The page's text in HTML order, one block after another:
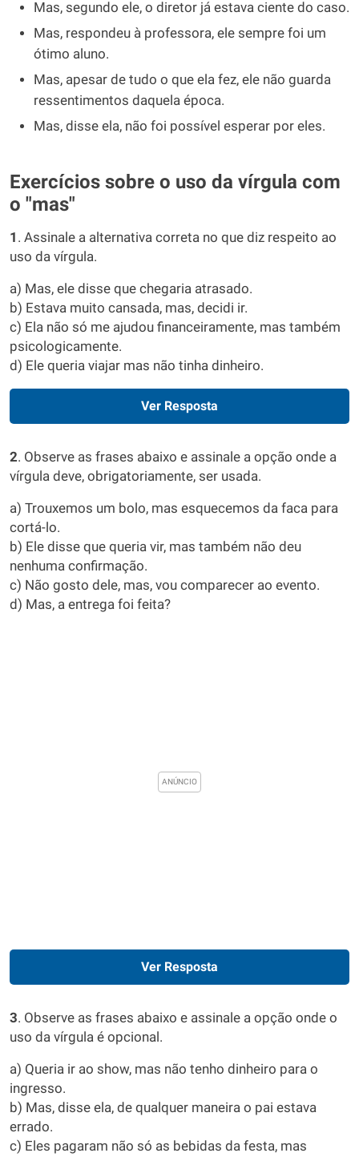
Mas, segundo ele, o diretor já estava ciente do caso.
Mas, respondeu à professora, ele sempre foi um
ótimo aluno.
Mas, apesar de tudo o que ela fez, ele não guarda
ressentimentos daquela época.
Mas, disse ela, não foi possível esperar por eles.
Exercícios sobre o uso da vírgula com
o "mas"
1 . Assinale a alternativa correta no que diz respeito ao
uso da vírgula.
a) Mas, ele disse que chegaria atrasado.
b) Estava muito cansada, mas, decidi ir.
c) Ela não só me ajudou financeiramente, mas também
psicologicamente.
d) Ele queria viajar mas não tinha dinheiro.
Ver Resposta
2. Observe as frases abaixo e assinale a opção onde a
vírgula deve, obrigatoriamente, ser usada.
a) Trouxemos um bolo, mas esquecemos da faca para
cortá-lo.
b) Ele disse que queria vir, mas também não deu
nenhuma confirmação.
c) Não gosto dele, mas, vou comparecer ao evento.
d) Mas, a entrega foi feita?
Ver Resposta
3. Observe as frases abaixo e assinale a opção onde o
uso da vírgula é opcional.
a) Queria ir ao show, mas não tenho dinheiro para o
ingresso.
b) Mas, disse ela, de qualquer maneira o pai estava
errado.
c) Eles pagaram não só as bebidas da festa, mas